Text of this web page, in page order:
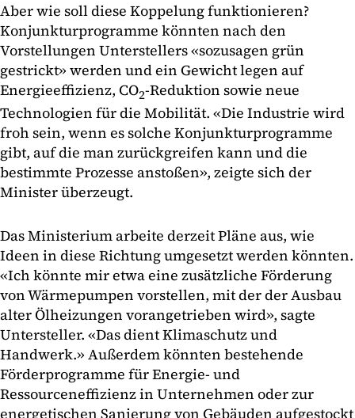
Aber wie soll diese Koppelung funktionieren?
Konjunkturprogramme könnten nach den
Vorstellungen Unterstellers «sozusagen grün
gestrickt» werden und ein Gewicht legen auf
Energieeffizienz, CO2-Reduktion sowie neue
Technologien für die Mobilität. «Die Industrie wird
froh sein, wenn es solche Konjunkturprogramme
gibt, auf die man zurückgreifen kann und die
bestimmte Prozesse anstoßen», zeigte sich der
Minister überzeugt.
Das Ministerium arbeite derzeit Pläne aus, wie
Ideen in diese Richtung umgesetzt werden könnten.
«Ich könnte mir etwa eine zusätzliche Förderung
von Wärmepumpen vorstellen, mit der der Ausbau
alter Ölheizungen vorangetrieben wird», sagte
Untersteller. «Das dient Klimaschutz und
Handwerk.» Außerdem könnten bestehende
Förderprogramme für Energie- und
Ressourceneffizienz in Unternehmen oder zur
energetischen Sanierung von Gebäuden aufgestockt